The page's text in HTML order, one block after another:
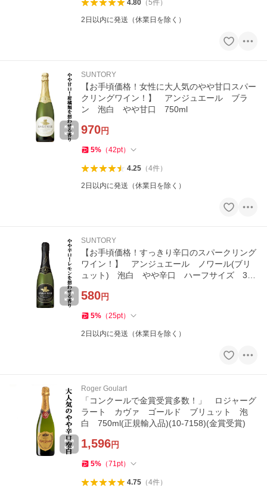
4.80（5件）
2日以内に発送（休業日を除く）
SUNTORY
【お手頃価格！女性に大人気のやや甘口スパー
クリングワイン！】 アンジュエール ブラ
ン 泡白 やや甘口 750ml
970円
5% （42pt）
4.25（4件）
2日以内に発送（休業日を除く）
SUNTORY
【お手頃価格！すっきり辛口のスパークリング
ワイン！】 アンジュエール ノワール(ブリ
ュット) 泡白 やや辛口 ハーフサイズ 375
580円
5% （25pt）
2日以内に発送（休業日を除く）
Roger Goulart
「コンクールで金賞受賞多数！」 ロジャーグ
ラート カヴァ ゴールド ブリュット 泡
白 750ml(正規輸入品)(10-7158)(金賞受賞)
1,596円
5% （71pt）
4.75（4件）